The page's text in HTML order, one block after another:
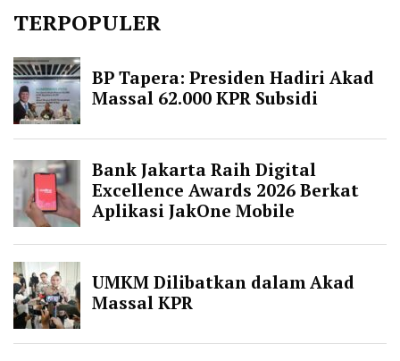
TERPOPULER